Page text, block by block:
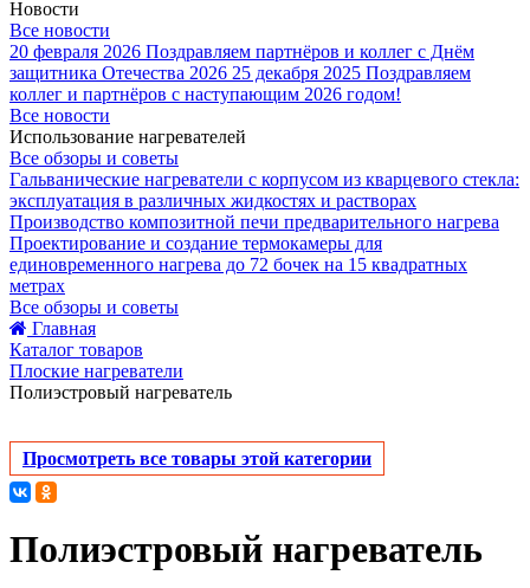
Новости
Все новости
20 февраля 2026 Поздравляем партнёров и коллег с Днём
защитника Отечества 2026 25 декабря 2025 Поздравляем
коллег и партнёров с наступающим 2026 годом!
Все новости
Использование нагревателей
Все обзоры и советы
Гальванические нагреватели с корпусом из кварцевого стекла:
эксплуатация в различных жидкостях и растворах
Производство композитной печи предварительного нагрева
Проектирование и создание термокамеры для
единовременного нагрева до 72 бочек на 15 квадратных
метрах
Все обзоры и советы
Главная
Каталог товаров
Плоские нагреватели
Полиэстровый нагреватель
Просмотреть все товары этой категории
Полиэстровый нагреватель